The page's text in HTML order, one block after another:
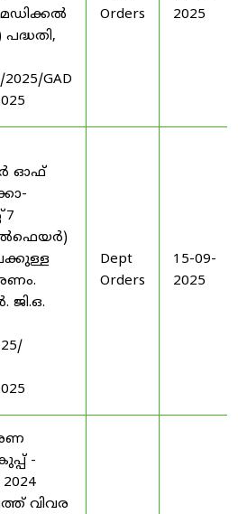
2025/GAD
Orders
2025
ഓഫ്
7
ജി.ഒ.
Dept
Orders
15-09-
2025
-
വിവര